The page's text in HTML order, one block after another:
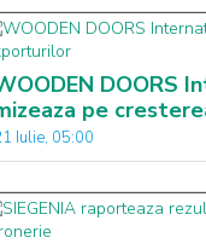
DOORS
pe
Iulie, 05:00